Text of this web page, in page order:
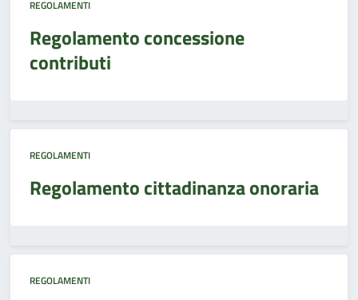
REGOLAMENTI
Regolamento concessione
contributi
REGOLAMENTI
Regolamento cittadinanza onoraria
REGOLAMENTI